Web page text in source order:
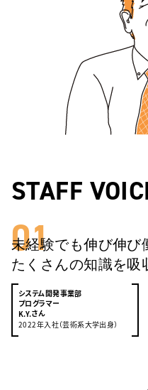
STAFF
01
未経験でも伸び伸び
たくさんの知識を吸
システム開発事業部
プログラマー
K.Y.さん
2022年入社（芸術系大学出身）